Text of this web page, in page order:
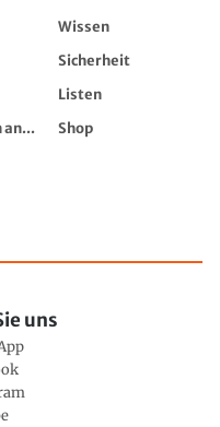
Wissen
Sicherheit
Listen
an...
Shop
uns